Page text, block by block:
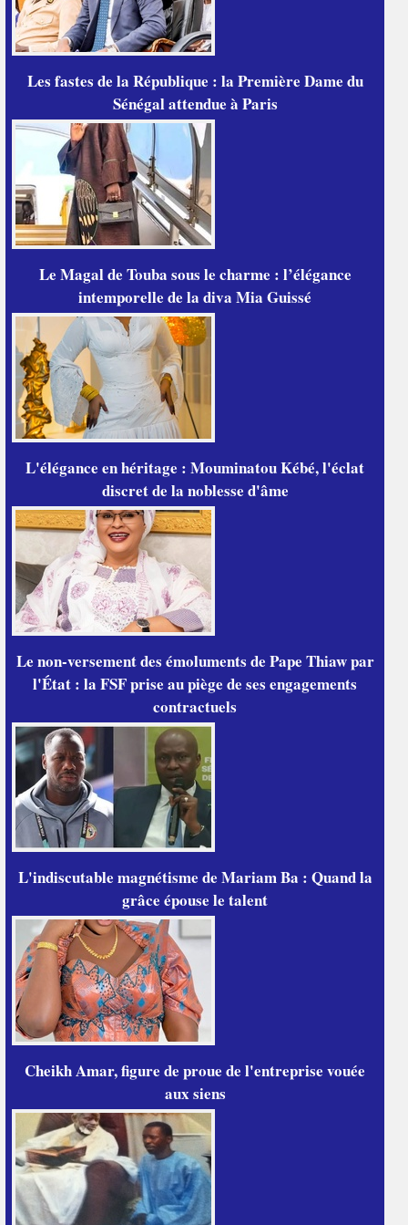
Les fastes de la République : la Première Dame du
Sénégal attendue à Paris
Le Magal de Touba sous le charme : l’élégance
intemporelle de la diva Mia Guissé
L'élégance en héritage : Mouminatou Kébé, l'éclat
discret de la noblesse d'âme
Le non-versement des émoluments de Pape Thiaw par
l'État : la FSF prise au piège de ses engagements
contractuels
L'indiscutable magnétisme de Mariam Ba : Quand la
grâce épouse le talent
Cheikh Amar, figure de proue de l'entreprise vouée
aux siens